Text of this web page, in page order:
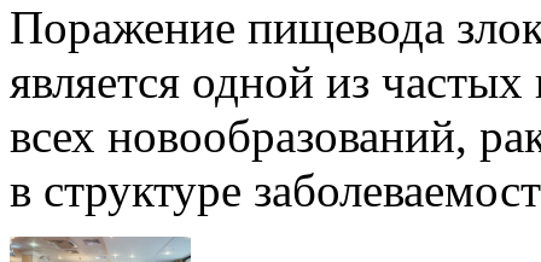
Поражение пищевода
является одной из
всех новообразований,
в структуре